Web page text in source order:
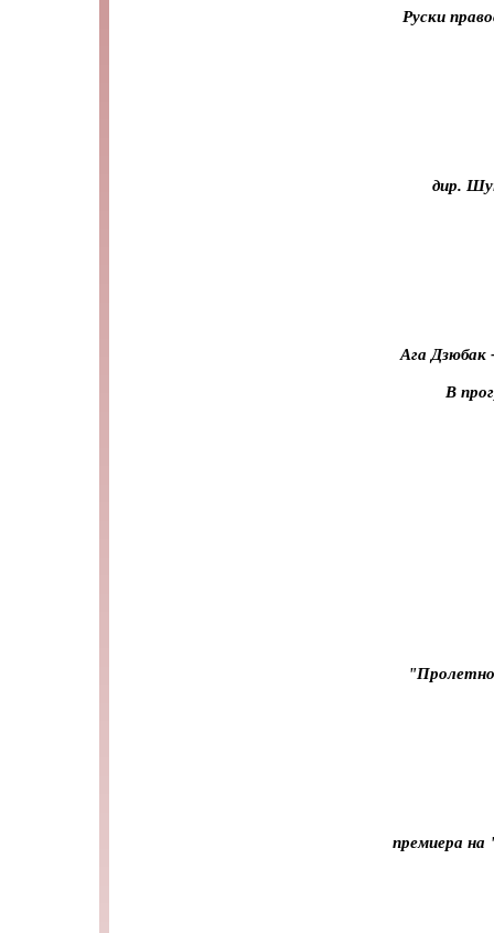
Руски
дир.
Ага Дзюбак
В
премиера на